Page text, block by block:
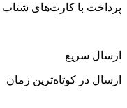
پرداخت با کارت‌های شتاب
ارسال سریع
ارسال در کوتاه‌ترین زمان